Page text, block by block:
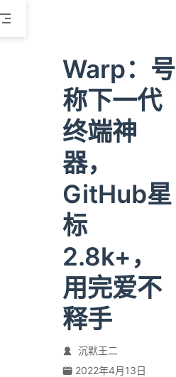
Warp：号
称下一代
终端神
器，
GitHub星
标
2.8k+，
用完爱不
释手
沉默王二
2022年4月13日